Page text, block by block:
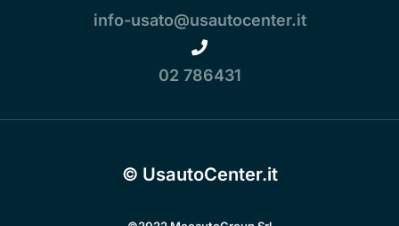
info-usato@usautocenter.it
02 786431
© UsautoCenter.it